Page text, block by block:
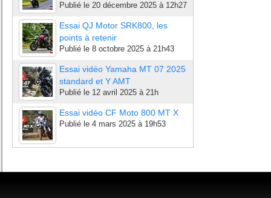
Publié le 20 décembre 2025 à 12h27
Essai QJ Motor SRK800, les
points à retenir
Publié le 8 octobre 2025 à 21h43
Essai vidéo Yamaha MT 07 2025
standard et Y AMT
Publié le 12 avril 2025 à 21h
Essai vidéo CF Moto 800 MT X
Publié le 4 mars 2025 à 19h53